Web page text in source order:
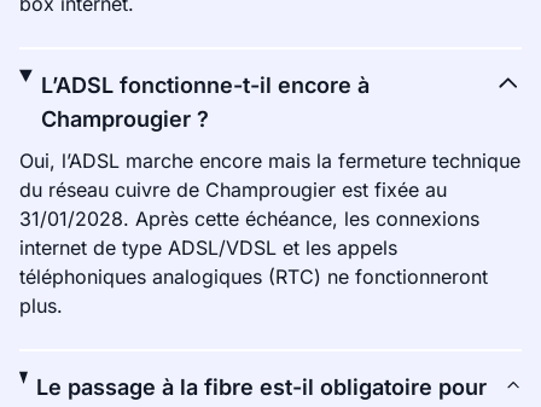
L’ADSL fonctionne-t-il encore à
Champrougier ?
Oui, l’ADSL marche encore mais la fermeture technique
du réseau cuivre de Champrougier est fixée au
31/01/2028. Après cette échéance, les connexions
internet de type ADSL/VDSL et les appels
téléphoniques analogiques (RTC) ne fonctionneront
plus.
Le passage à la fibre est-il obligatoire pour